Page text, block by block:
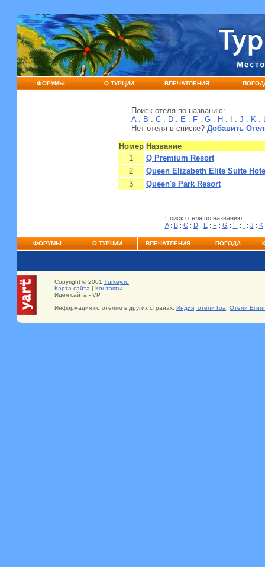
ФОРУМЫ О ТУРЦИИ ВПЕЧАТЛЕНИЯ
Поиск отеля по названию:
A: B : C: D: E : F: G: H : : J : K:
Нет отеля в списке? Добавить
Номер Название
1
Q Premium Resort
2
Queen Elizabeth Elite Suite
3
Queen's Park Resort
Поиск отеля по названию:
A: B: C: D: E: F: G : H : I : J : K
ФОРУМЫ О ТУРЦИИ ВПЕЧАТЛЕНИЯ ПОГОДА
Copyright © 2001 Turkey.ru
Карта сайта | Контакты
Идея сайта - VP
Информация по отелям в других странах: Индия, отели Гоа Отели